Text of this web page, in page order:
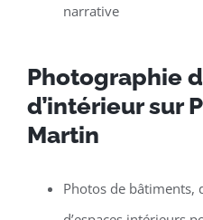
narrative
Photographie
d’intérieur sur
Martin
Photos de bâtiments,